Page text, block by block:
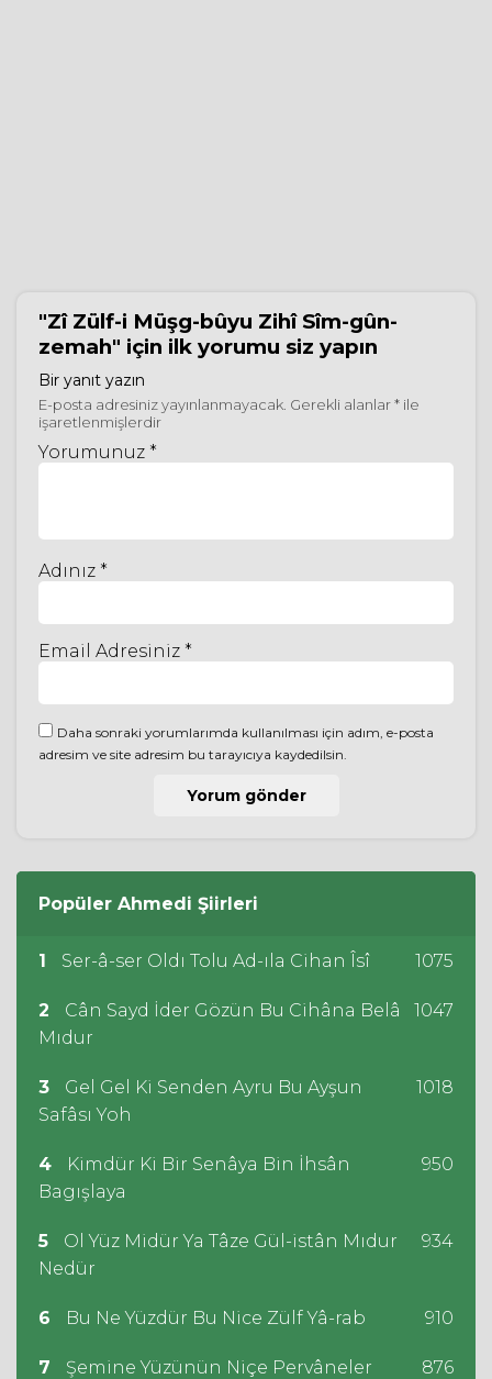
"Zî Zülf-i Müşg-bûyu Zihî Sîm-gûn-
zemah" için ilk yorumu siz yapın
Bir yanıt yazın
E-posta adresiniz yayınlanmayacak. Gerekli alanlar* ile
işaretlenmişlerdir
Yorumunuz *
Adınız *
Email Adresiniz *
Daha sonraki yorumlarımda kullanılması için adım, e-posta
adresim ve site adresim bu tarayıcıya kaydedilsin.
Popüler Ahmedi Şiirleri
1 Ser-â-ser Oldı Tolu Ad-ıla Cihan Îsî 1075
2
Cân Sayd İder Gözün Bu Cihâna Belâ
Mıdur
1047
3
Gel Gel Ki Senden Ayru Bu Ayşun
Safâsı Yoh
1018
4
Kimdür Ki Bir Senâya Bin İhsân
Bagışlaya
950
5
Ol Yüz Midür Ya Tâze Gül-istân Mıdur
Nedür
934
6 Bu Ne Yüzdür Bu Nice Zülf Yâ-rab 910
7
Şemine Yüzünün Niçe Pervâneler
876